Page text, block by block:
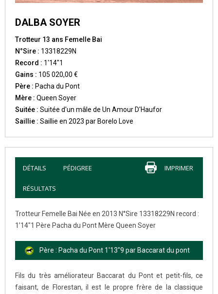
DALBA SOYER
Trotteur 13 ans Femelle Bai
N°Sire : 13318229N
Record : 1'14"1
Gains : 105 020,00 €
Père : Pacha du Pont
Mère : Queen Soyer
Suitée : Suitée d'un mâle de Un Amour D'Haufor
Saillie : Saillie en 2023 par Borelo Love
IMPRIMER
DÉTAILS PÉDIGREE
RÉSULTATS
Trotteur Femelle Bai Née en 2013 N°Sire 13318229N record :
1’14″1 Père Pacha du Pont Mère Queen Soyer
Père : Pacha du Pont 1'13"9 par Baccarat du pont
Fils du très améliorateur Baccarat du Pont et petit-fils, ce
faisant, de Florestan, il est le propre frère de la classique